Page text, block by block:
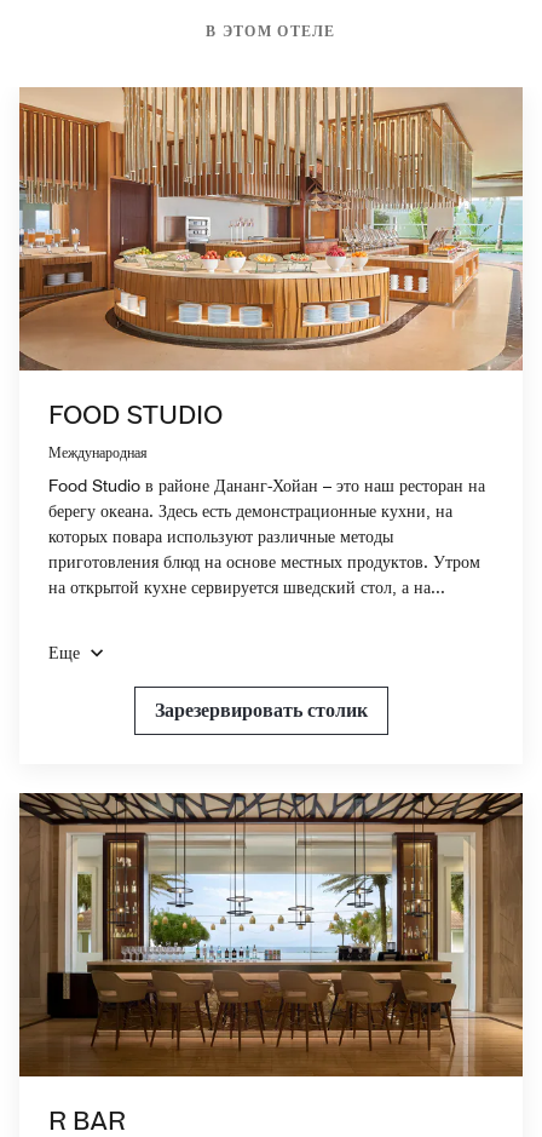
В ЭТОМ ОТЕЛЕ
FOOD STUDIO
Международная
Food Studio в районе Дананг-Хойан – это наш ресторан на
берегу океана. Здесь есть демонстрационные кухни, на
которых повара используют различные методы
приготовления блюд на основе местных продуктов. Утром
на открытой кухне сервируется шведский стол, а на...
Еще
Зарезервировать столик
R BAR